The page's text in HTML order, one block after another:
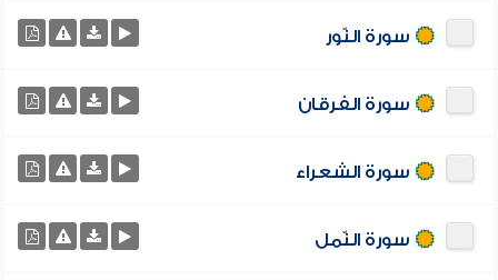
سورة النّور
سورة الفرقان
سورة الشعراء
سورة النّمل